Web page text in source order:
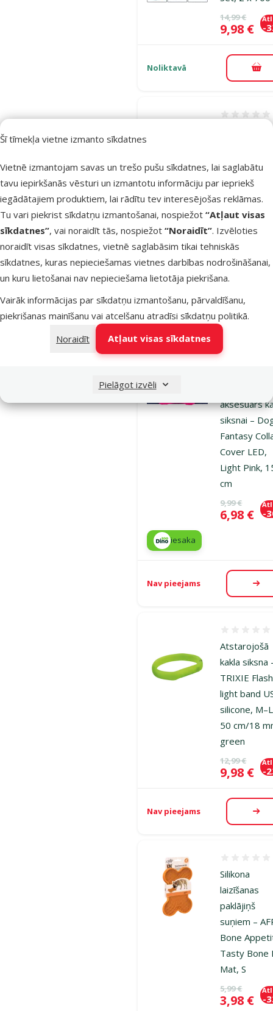
Šī tīmekļa vietne izmanto sīkdatnes
Vietnē izmantojam savas un trešo pušu sīkdatnes, lai saglabātu
tavu iepirkšanās vēsturi un izmantotu informāciju par iepriekš
iegādātajiem produktiem, lai rādītu tev interesējošas reklāmas.
Tu vari piekrist sīkdatņu izmantošanai, nospiežot “Atļaut visas
sīkdatnes”, vai noraidīt tās, nospiežot “Noraidīt”. Izvēloties
noraidīt visas sīkdatnes, vietnē saglabāsim tikai tehniskās
sīkdatnes, kuras nepieciešamas vietnes darbības nodrošināšanai,
un kuru lietošanai nav nepieciešama lietotāja piekrišana.
Vairāk informācijas par sīkdatņu izmantošanu, pārvaldīšanu,
piekrišanas mainīšanu vai atcelšanu atradīsi sīkdatņu politikā.
Noraidīt
Atļaut visas sīkdatnes
Pielāgot izvēli
Oriģinālā
14,99 €
Cena
9,98 € -
Noliktavā
siksnai –
Fantasy
Cover LED,
Light
cm
Atsauksmes
Oriģinālā
9,99 €
Cena
6,98 €
iesaka
Nav pieejams
aksesuārs
siksnai –
Fantasy
Cover LED,
Light Pink,
cm
Oriģinālā
9,99 €
Cena
6,98 € -
iesaka
Nav pieejams
Atstarojošā
kakla siksna
TRIXIE Flash
light band
silicone,
50 cm/18
green
Oriģinālā
12,99 €
Cena
9,98 € -
Nav pieejams
Silikona
laizīšanas
paklājiņš
suņiem –
Bone
Tasty Bone
Mat, S
Oriģinālā
5,99 €
Cena
3,98 € -